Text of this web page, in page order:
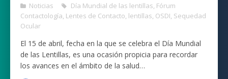
Noticias Día Mundial de las lentillas, Fórum
Contactología, Lentes de Contacto, lentillas, OSDI, Sequedad
Ocular
El 15 de abril, fecha en la que se celebra el Día Mundial
de las Lentillas, es una ocasión propicia para recordar
los avances en el ámbito de la salud…